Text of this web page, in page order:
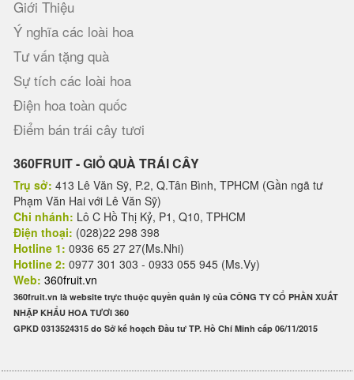
Giới Thiệu
Ý nghĩa các loài hoa
Tư vấn tặng quà
Sự tích các loài hoa
Điện hoa toàn quốc
Điểm bán trái cây tươi
360FRUIT - GIỎ QUÀ TRÁI CÂY
Trụ sở: 413 Lê Văn Sỹ, P.2, Q.Tân Bình, TPHCM (Gần ngã tư
Phạm Văn Hai với Lê Văn Sỹ)
Chi nhánh: Lô C Hồ Thị Kỷ, P1, Q10, TPHCM
Điện thoại: (028)22 298 398
Hotline 1: 0936 65 27 27(Ms.Nhi)
Hotline 2: 0977 301 303 - 0933 055 945 (Ms.Vy)
Web: 360fruit.vn
360fruit.vn là website trực thuộc quyền quản lý của CÔNG TY CỔ PHẦN XUẤT
NHẬP KHẨU HOA TƯƠI 360
GPKD 0313524315 do Sở kế hoạch Đầu tư TP. Hồ Chí Minh cấp 06/11/2015